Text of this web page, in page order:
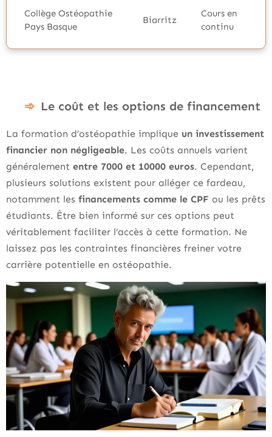
Collège Ostéopathie
Pays Basque
Biarritz
Cours en
continu
Le coût et les options de financement
La formation d’ostéopathie implique un investissement
financier non négligeable. Les coûts annuels varient
généralement entre 7000 et 10000 euros. Cependant,
plusieurs solutions existent pour alléger ce fardeau,
notamment les financements comme le CPF ou les prêts
étudiants. Être bien informé sur ces options peut
véritablement faciliter l’accès à cette formation. Ne
laissez pas les contraintes financières freiner votre
carrière potentielle en ostéopathie.